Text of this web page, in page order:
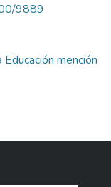
9889
mención